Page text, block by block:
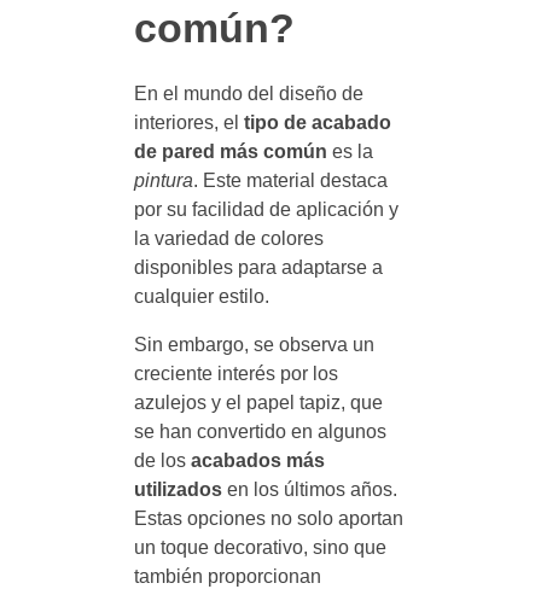
común?
En el mundo del diseño de
interiores, el tipo de acabado
de pared más común es la
pintura. Este material destaca
por su facilidad de aplicación y
la variedad de colores
disponibles para adaptarse a
cualquier estilo.
Sin embargo, se observa un
creciente interés por los
azulejos y el papel tapiz, que
se han convertido en algunos
de los acabados más
utilizadosen los últimos años.
Estas opciones no solo aportan
un toque decorativo, sino que
también proporcionan